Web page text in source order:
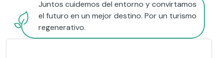
Juntos cuidemos del entorno y convirtamos
el futuro en un mejor destino. Por un turismo
regenerativo.